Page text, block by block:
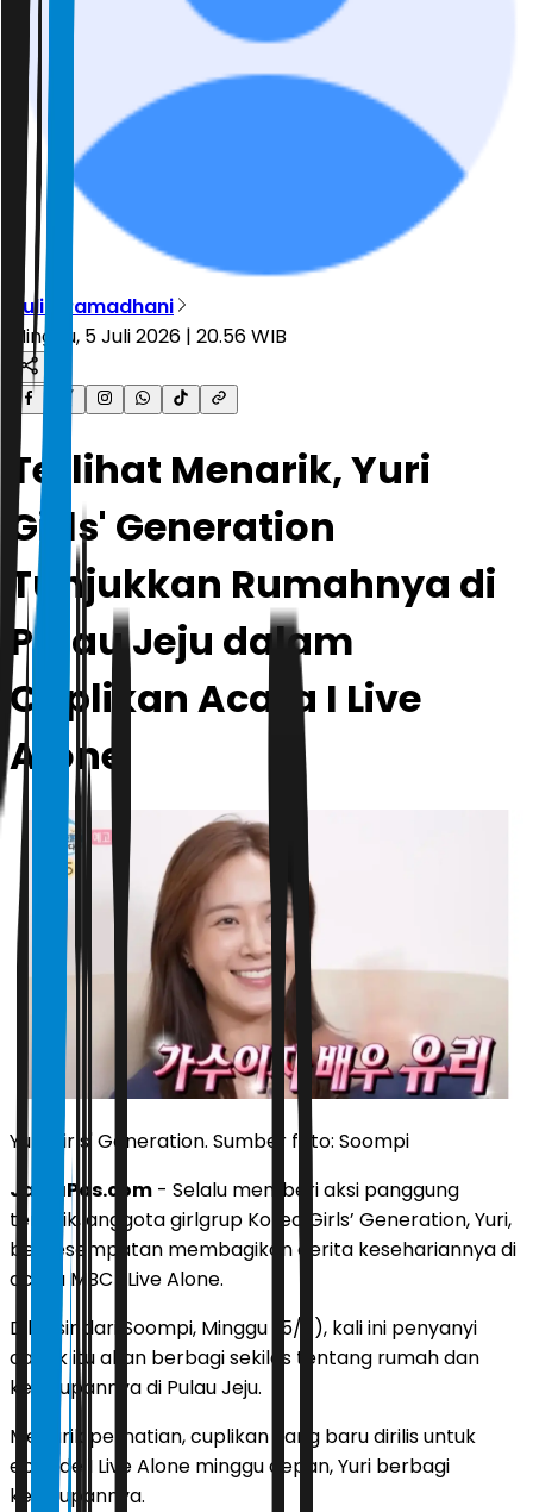
Aulia Ramadhani
Minggu, 5 Juli 2026 | 20.56 WIB
Terlihat Menarik, Yuri
Girls' Generation
Tunjukkan Rumahnya di
Pulau Jeju dalam
Cuplikan Acara I Live
Alone
Yuri Girls' Generation. Sumber foto: Soompi
JawaPos.com - Selalu memberi aksi panggung
terbaik, anggota girlgrup Korea Girls’ Generation, Yuri,
berkesempatan membagikan cerita kesehariannya di
acara MBC I Live Alone.
Dilansir dari Soompi, Minggu (5/7), kali ini penyanyi
cantik itu akan berbagi sekilas tentang rumah dan
kehidupannya di Pulau Jeju.
Menarik perhatian, cuplikan yang baru dirilis untuk
episode I Live Alone minggu depan, Yuri berbagi
kehidupannya.